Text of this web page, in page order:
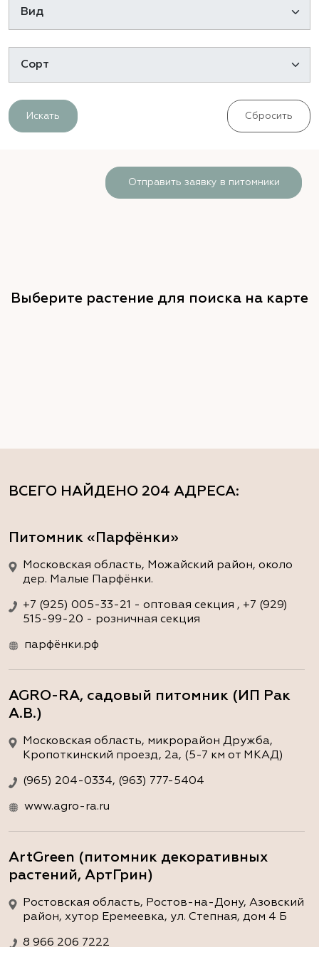
Искать Сбросить
ВСЕГО НАЙДЕНО 204 АДРЕСА:
Питомник «Парфёнки»
Московская область, Можайский район, около
дер. Малые Парфёнки.
+7 (925) 005-33-21 - оптовая секция , +7 (929)
515-99-20 - розничная секция
парфёнки.рф
AGRO-RA, садовый питомник (ИП Рак
А.В.)
Московская область, микрорайон Дружба,
Кропоткинский проезд, 2а, (5-7 км от МКАД)
(965) 204-0334, (963) 777-5404
www.agro-ra.ru
ArtGreen (питомник декоративных
растений, АртГрин)
Ростовская область, Ростов-на-Дону, Азовский
район, хутор Еремеевка, ул. Степная, дом 4 Б
8 966 206 7222
Отправить заявку в питомники
Выберите растение для поиска на карте